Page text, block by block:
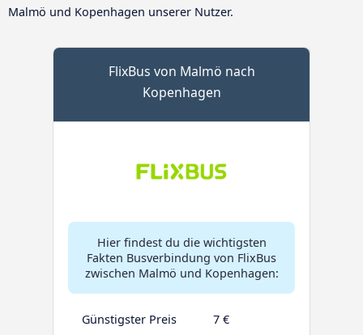
Malmö und Kopenhagen unserer Nutzer.
FlixBus von Malmö nach
Kopenhagen
Hier findest du die wichtigsten
Fakten Busverbindung von FlixBus
zwischen Malmö und Kopenhagen:
Günstigster Preis
7 €